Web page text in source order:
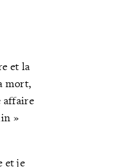
et la
mort,
affaire
»
et je